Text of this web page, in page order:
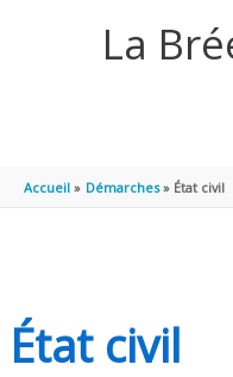
La
Accueil Démarches État civil
État civil